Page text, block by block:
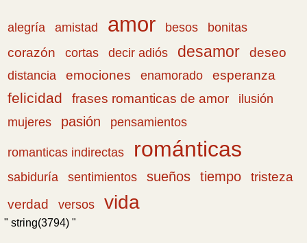
alegría amistad amor besos
bonitas
corazón
cortas decir adiós desamor deseo
distancia emociones enamorado esperanza
felicidad frases romanticas de amor
ilusión
mujeres
pasión pensamientos
romanticas indirectas románticas
sabiduría sentimientos sueños tiempo
tristeza
verdad
versos vida
" string(3794) "